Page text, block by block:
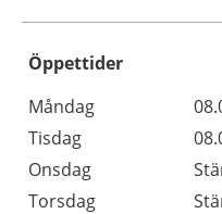
Öppettider
Dag
Öppettider
Kommentarer
Måndag
Tisdag
Onsdag
Torsdag